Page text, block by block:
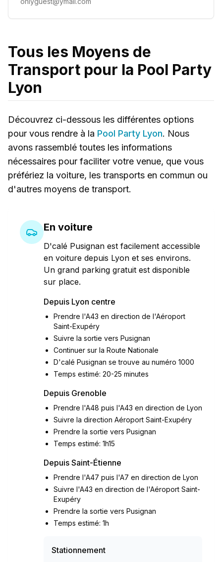
Tous les Moyens de
Transport pour la Pool Party
Lyon
Découvrez ci-dessous les différentes options
pour vous rendre à la Pool Party Lyon. Nous
avons rassemblé toutes les informations
nécessaires pour faciliter votre venue, que vous
préfériez la voiture, les transports en commun ou
d'autres moyens de transport.
En voiture
D'calé Pusignan est facilement accessible
en voiture depuis Lyon et ses environs.
Un grand parking gratuit est disponible
sur place.
Depuis Lyon centre
Prendre l'A43 en direction de l'Aéroport
Saint-Exupéry
Suivre la sortie vers Pusignan
Continuer sur la Route Nationale
D'calé Pusignan se trouve au numéro 1000
Temps estimé: 20-25 minutes
Depuis Grenoble
Prendre l'A48 puis l'A43 en direction de Lyon
Suivre la direction Aéroport Saint-Exupéry
Prendre la sortie vers Pusignan
Temps estimé: 1h15
Depuis Saint-Étienne
Prendre l'A47 puis l'A7 en direction de Lyon
Suivre l'A43 en direction de l'Aéroport Saint-
Exupéry
Prendre la sortie vers Pusignan
Temps estimé: 1h
Stationnement